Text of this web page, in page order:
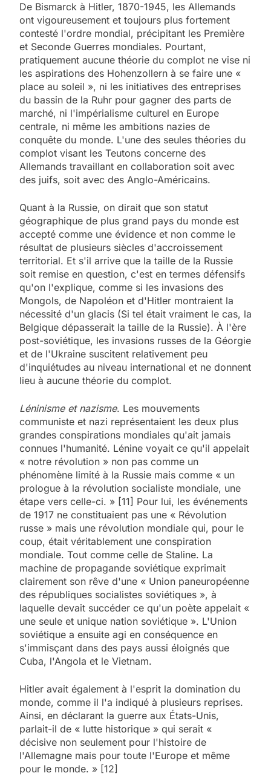
De Bismarck à Hitler, 1870-1945, les Allemands
ont vigoureusement et toujours plus fortement
contesté l'ordre mondial, précipitant les Première
et Seconde Guerres mondiales. Pourtant,
pratiquement aucune théorie du complot ne vise ni
les aspirations des Hohenzollern à se faire une «
place au soleil », ni les initiatives des entreprises
du bassin de la Ruhr pour gagner des parts de
marché, ni l'impérialisme culturel en Europe
centrale, ni même les ambitions nazies de
conquête du monde. L'une des seules théories du
complot visant les Teutons concerne des
Allemands travaillant en collaboration soit avec
des juifs, soit avec des Anglo-Américains.
Quant à la Russie, on dirait que son statut
géographique de plus grand pays du monde est
accepté comme une évidence et non comme le
résultat de plusieurs siècles d'accroissement
territorial. Et s'il arrive que la taille de la Russie
soit remise en question, c'est en termes défensifs
qu'on l'explique, comme si les invasions des
Mongols, de Napoléon et d'Hitler montraient la
nécessité d'un glacis (Si tel était vraiment le cas, la
Belgique dépasserait la taille de la Russie). À l'ère
post-soviétique, les invasions russes de la Géorgie
et de l'Ukraine suscitent relativement peu
d'inquiétudes au niveau international et ne donnent
lieu à aucune théorie du complot.
Léninisme et nazisme. Les mouvements
communiste et nazi représentaient les deux plus
grandes conspirations mondiales qu'ait jamais
connues l'humanité. Lénine voyait ce qu'il appelait
« notre révolution » non pas comme un
phénomène limité à la Russie mais comme « un
prologue à la révolution socialiste mondiale, une
étape vers celle-ci. » [11] Pour lui, les événements
de 1917 ne constituaient pas une « Révolution
russe » mais une révolution mondiale qui, pour le
coup, était véritablement une conspiration
mondiale. Tout comme celle de Staline. La
machine de propagande soviétique exprimait
clairement son rêve d'une « Union paneuropéenne
des républiques socialistes soviétiques », à
laquelle devait succéder ce qu'un poète appelait «
une seule et unique nation soviétique ». L'Union
soviétique a ensuite agi en conséquence en
s'immisçant dans des pays aussi éloignés que
Cuba, l'Angola et le Vietnam.
Hitler avait également à l'esprit la domination du
monde, comme il l'a indiqué à plusieurs reprises.
Ainsi, en déclarant la guerre aux États-Unis,
parlait-il de « lutte historique » qui serait «
décisive non seulement pour l'histoire de
l'Allemagne mais pour toute l'Europe et même
pour le monde. » [12]